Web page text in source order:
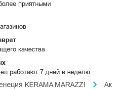
приятными
качества
работают 7 дней в неделю
KERAMA MARAZZI